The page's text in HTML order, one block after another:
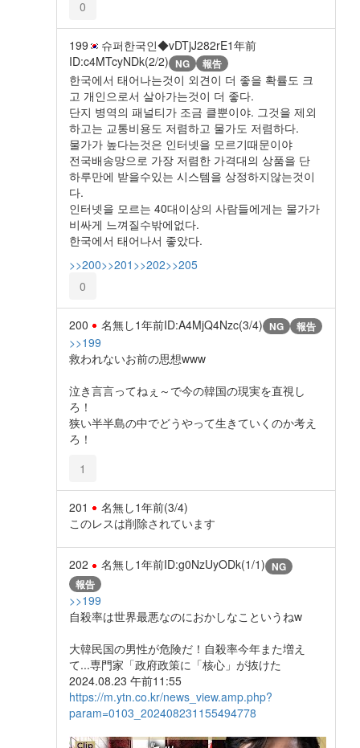
0
199 슈퍼한국인◆vDTjJ282rE1年前
ID:c4MTcyNDk(2/2) NG 報告
한국에서 태어나는것이 외견이 더 좋을 확률도 크
고 개인으로서 살아가는것이 더 좋다.
단지 병역의 패널티가 조금 클뿐이야. 그것을 제외
하고는 교통비용도 저렴하고 물가도 저렴하다.
물가가 높다는것은 인터넷을 모르기때문이야
전국배송망으로 가장 저렴한 가격대의 상품을 단
하루만에 받을수있는 시스템을 상정하지않는것이
다.
인터넷을 모르는 40대이상의 사람들에게는 물가가
비싸게 느껴질수밖에없다.
한국에서 태어나서 좋았다.
>>200>>201 >>202>>205
0
200 名無し1年前ID:A4MjQ4Nzc(3/4) NG 報告
>>199
救われないお前の思想www
泣き言言ってねぇ～で今の韓国の現実を直視し
ろ！
狭い半半島の中でどうやって生きていくのか考え
ろ！
1
201 名無し1年前(3/4)
このレスは削除されています
202 名無し1年前ID:g0NzUyODk(1/1) NG
報告
>>199
自殺率は世界最悪なのにおかしなこというねw
大韓民国の男性が危険だ！自殺率今年また増え
て...専門家「政府政策に「核心」が抜けた
2024.08.23 午前11:55
https://m.ytn.co.kr/news_view.amp.php?
param=0103_202408231155494778